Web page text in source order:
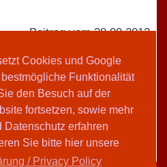
Cookies und Google
Funktionalität
den Besuch auf der
fortsetzen, sowie mehr
Datenschutz erfahren
Sie bitte hier unsere
/ Privacy Policy
Beitrag vom 28.09.2012
AVIVA-Redaktion